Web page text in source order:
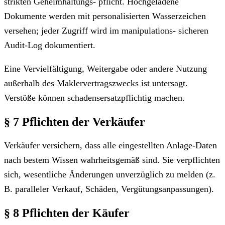
Dokumente werden mit personalisierten Wasserzeichen
versehen; jeder Zugriff wird im manipulations- sicheren
Audit-Log dokumentiert.
Eine Vervielfältigung, Weitergabe oder andere Nutzung
außerhalb des Maklervertragszwecks ist untersagt.
Verstöße können schadensersatzpflichtig machen.
§ 7 Pflichten der Verkäufer
Verkäufer versichern, dass alle eingestellten Anlage-Daten
nach bestem Wissen wahrheitsgemäß sind. Sie verpflichten
sich, wesentliche Änderungen unverzüglich zu melden (z.
B. paralleler Verkauf, Schäden, Vergütungsanpassungen).
§ 8 Pflichten der Käufer